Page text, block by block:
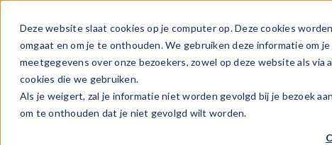
Deze website slaat cookies op je computer op. Deze cookies
omgaat en om je te onthouden. We gebruiken deze informatie om
meetgegevens over onze bezoekers, zowel op deze website als
cookies die we gebruiken.
Als je weigert, zal je informatie niet worden gevolgd bij je bezoek
om te onthouden dat je niet gevolgd wilt worden.
naar
inhoud
Vacatures